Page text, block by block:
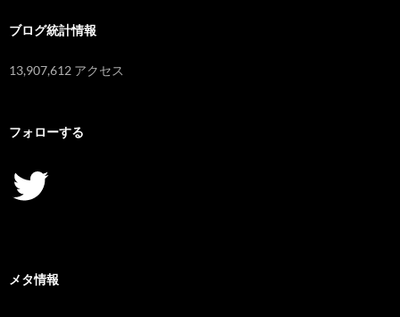
ブログ統計情報
13,907,612 アクセス
フォローする
Twitter
メタ情報